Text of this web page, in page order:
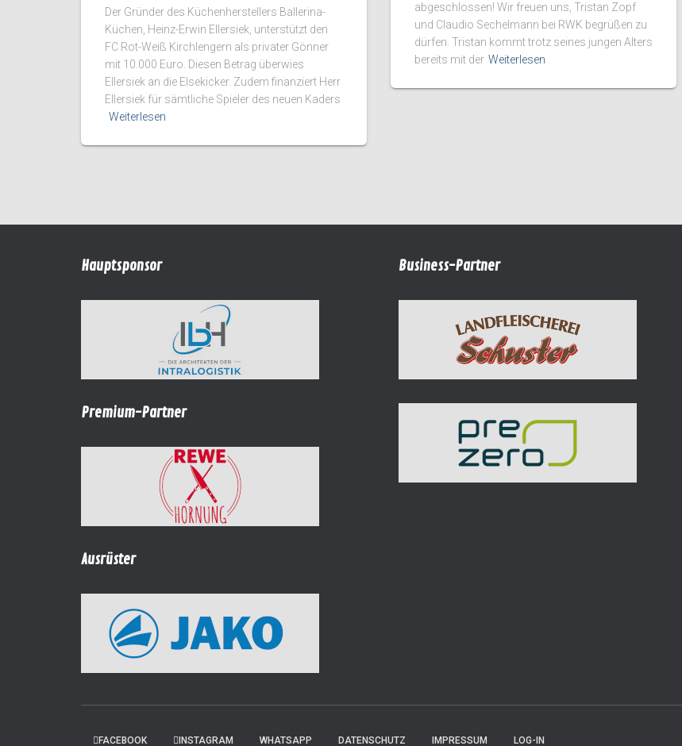
Der Gründer des Küchenherstellers Ballerina-
Küchen, Heinz-Erwin Ellersiek, unterstützt den
FC Rot-Weiß Kirchlengern als privater Gönner
mit 10.000 Euro. Diesen Betrag überwies
Ellersiek an die Elsekicker. Zudem finanziert Herr
Ellersiek für sämtliche Spieler des neuen Kaders
Weiterlesen
abgeschlossen! Wir freuen uns, Tristan Zopf
und Claudio Sechelmann bei RWK begrüßen zu
dürfen. Tristan kommt trotz seines jungen Alters
bereits mit der Weiterlesen
Hauptsponsor
Premium-Partner
Ausrüster
Business-Partner
FACEBOOK INSTAGRAM WHATSAPP DATENSCHUTZ IMPRESSUM LOG-IN